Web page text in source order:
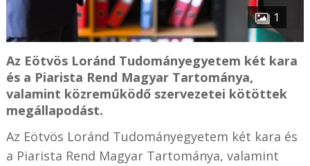
1
Az Eötvös Loránd Tudományegyetem két kara
és a Piarista Rend Magyar Tartománya,
valamint közreműködő szervezetei kötöttek
megállapodást.
Az Eötvös Loránd Tudományegyetem két kara és
a Piarista Rend Magyar Tartománya, valamint